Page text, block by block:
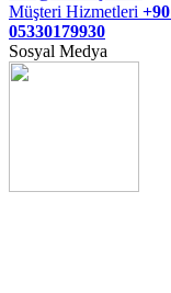
Müşteri Hizmetleri
05330179930
Sosyal Medya